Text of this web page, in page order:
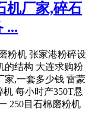
机厂家,碎石
...
粉机 张家港粉碎设
的结构 大连求购粉
家,一套多少钱 雷蒙
机 每小时产350T悬
250目石棉磨粉机